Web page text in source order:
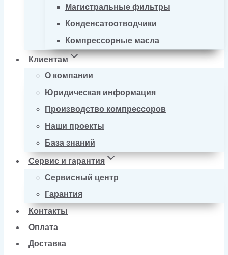
Магистральные фильтры
Конденсатоотводчики
Компрессорные масла
Клиентам
О компании
Юридическая информация
Производство компрессоров
Наши проекты
База знаний
Сервис и гарантия
Сервисный центр
Гарантия
Контакты
Оплата
Доставка